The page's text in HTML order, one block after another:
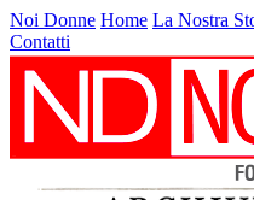
Noi Donne Home La Nostra
Contatti